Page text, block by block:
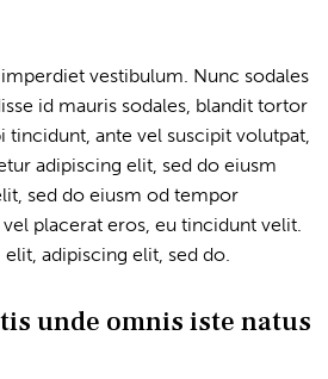
vestibulum. Nunc sodales
id mauris sodales, blandit tortor
tincidunt, ante vel suscipit volutpat,
adipiscing elit, sed do eiusm
sed do eiusm od tempor
placerat eros, eu tincidunt velit.
adipiscing elit, sed do.
unde omnis iste natus